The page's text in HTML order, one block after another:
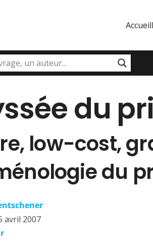
Accueil
du
low-cost,
du
avril 2007